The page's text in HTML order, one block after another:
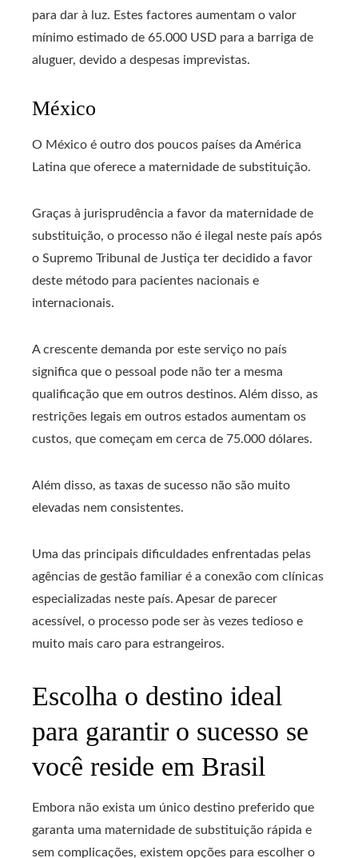
para dar à luz. Estes factores aumentam o valor
mínimo estimado de 65.000 USD para a barriga de
aluguer, devido a despesas imprevistas.
México
O México é outro dos poucos países da América
Latina que oferece a maternidade de substituição.
Graças à jurisprudência a favor da maternidade de
substituição, o processo não é ilegal neste país após
o Supremo Tribunal de Justiça ter decidido a favor
deste método para pacientes nacionais e
internacionais.
A crescente demanda por este serviço no país
significa que o pessoal pode não ter a mesma
qualificação que em outros destinos. Além disso, as
restrições legais em outros estados aumentam os
custos, que começam em cerca de 75.000 dólares.
Além disso, as taxas de sucesso não são muito
elevadas nem consistentes.
Uma das principais dificuldades enfrentadas pelas
agências de gestão familiar é a conexão com clínicas
especializadas neste país. Apesar de parecer
acessível, o processo pode ser às vezes tedioso e
muito mais caro para estrangeiros.
Escolha o destino ideal
para garantir o sucesso se
você reside em Brasil
Embora não exista um único destino preferido que
garanta uma maternidade de substituição rápida e
sem complicações, existem opções para escolher o